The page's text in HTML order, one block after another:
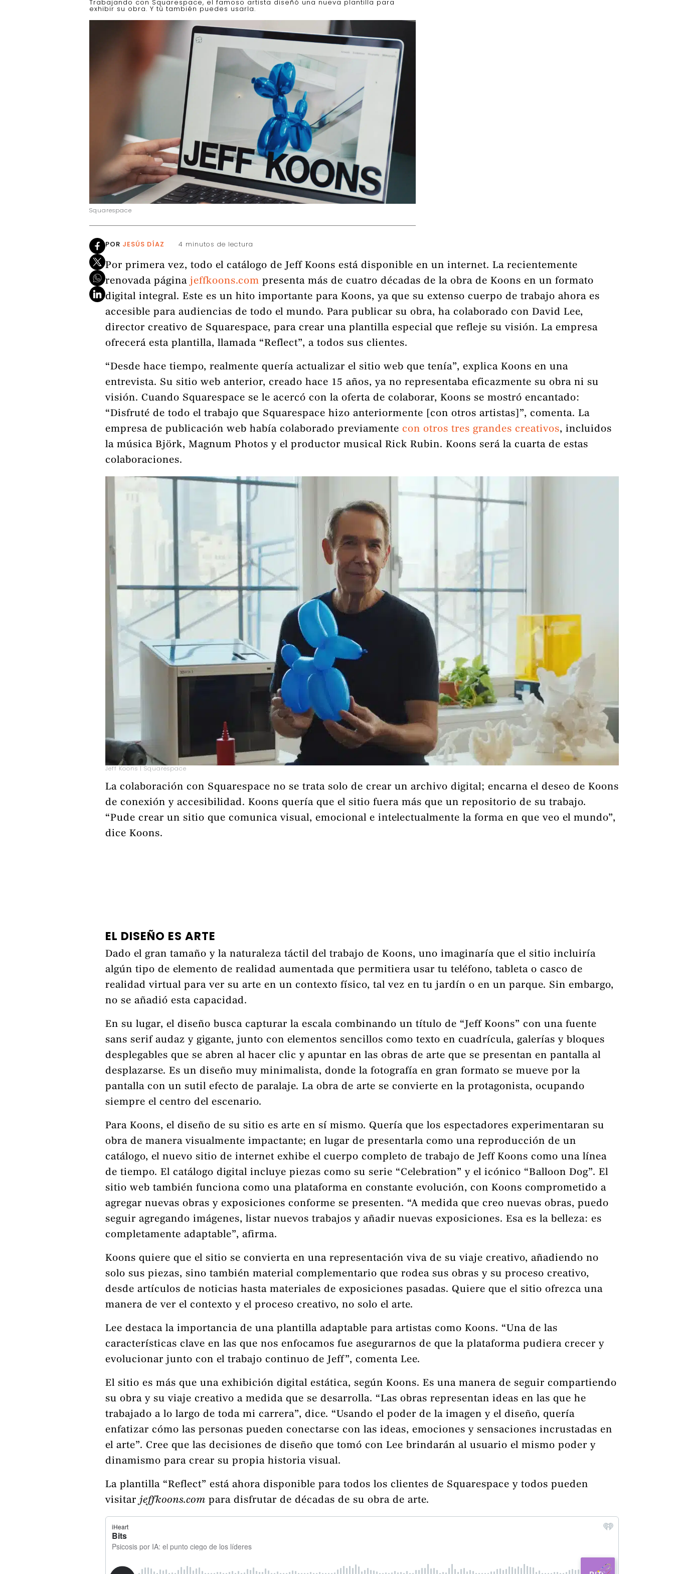
Trabajando con Squarespace, el famoso artista diseñó una nueva plantilla para
exhibir su obra. Y tú también puedes usarla.
Squarespace
POR JESÚS DÍAZ 4 minutos de lectura
Por primera vez, todo el catálogo de Jeff Koons está disponible en un internet. La recientemente
renovada página jeffkoons.com presenta más de cuatro décadas de la obra de Koons en un formato
digital integral. Este es un hito importante para Koons, ya que su extenso cuerpo de trabajo ahora es
accesible para audiencias de todo el mundo. Para publicar su obra, ha colaborado con David Lee,
director creativo de Squarespace, para crear una plantilla especial que refleje su visión. La empresa
ofrecerá esta plantilla, llamada “Reflect”, a todos sus clientes.
“Desde hace tiempo, realmente quería actualizar el sitio web que tenía”, explica Koons en una
entrevista. Su sitio web anterior, creado hace 15 años, ya no representaba eficazmente su obra ni su
visión. Cuando Squarespace se le acercó con la oferta de colaborar, Koons se mostró encantado:
“Disfruté de todo el trabajo que Squarespace hizo anteriormente [con otros artistas]”, comenta. La
empresa de publicación web había colaborado previamente con otros tres grandes creativos, incluidos
la música Björk, Magnum Photos y el productor musical Rick Rubin. Koons será la cuarta de estas
colaboraciones.
Jeff Koons | Squarespace
La colaboración con Squarespace no se trata solo de crear un archivo digital; encarna el deseo de Koons
de conexión y accesibilidad. Koons quería que el sitio fuera más que un repositorio de su trabajo.
“Pude crear un sitio que comunica visual, emocional e intelectualmente la forma en que veo el mundo”,
dice Koons.
EL DISEÑO ES ARTE
Dado el gran tamaño y la naturaleza táctil del trabajo de Koons, uno imaginaría que el sitio incluiría
algún tipo de elemento de realidad aumentada que permitiera usar tu teléfono, tableta o casco de
realidad virtual para ver su arte en un contexto físico, tal vez en tu jardín o en un parque. Sin embargo,
no se añadió esta capacidad.
En su lugar, el diseño busca capturar la escala combinando un título de “Jeff Koons” con una fuente
sans serif audaz y gigante, junto con elementos sencillos como texto en cuadrícula, galerías y bloques
desplegables que se abren al hacer clic y apuntar en las obras de arte que se presentan en pantalla al
desplazarse. Es un diseño muy minimalista, donde la fotografía en gran formato se mueve por la
pantalla con un sutil efecto de paralaje. La obra de arte se convierte en la protagonista, ocupando
siempre el centro del escenario.
Para Koons, el diseño de su sitio es arte en sí mismo. Quería que los espectadores experimentaran su
obra de manera visualmente impactante; en lugar de presentarla como una reproducción de un
catálogo, el nuevo sitio de internet exhibe el cuerpo completo de trabajo de Jeff Koons como una línea
de tiempo. El catálogo digital incluye piezas como su serie “Celebration” y el icónico “Balloon Dog”. El
sitio web también funciona como una plataforma en constante evolución, con Koons comprometido a
agregar nuevas obras y exposiciones conforme se presenten. “A medida que creo nuevas obras, puedo
seguir agregando imágenes, listar nuevos trabajos y añadir nuevas exposiciones. Esa es la belleza: es
completamente adaptable”, afirma.
Koons quiere que el sitio se convierta en una representación viva de su viaje creativo, añadiendo no
solo sus piezas, sino también material complementario que rodea sus obras y su proceso creativo,
desde artículos de noticias hasta materiales de exposiciones pasadas. Quiere que el sitio ofrezca una
manera de ver el contexto y el proceso creativo, no solo el arte.
Lee destaca la importancia de una plantilla adaptable para artistas como Koons. “Una de las
características clave en las que nos enfocamos fue asegurarnos de que la plataforma pudiera crecer y
evolucionar junto con el trabajo continuo de Jeff”, comenta Lee.
El sitio es más que una exhibición digital estática, según Koons. Es una manera de seguir compartiendo
su obra y su viaje creativo a medida que se desarrolla. “Las obras representan ideas en las que he
trabajado a lo largo de toda mi carrera”, dice. “Usando el poder de la imagen y el diseño, quería
enfatizar cómo las personas pueden conectarse con las ideas, emociones y sensaciones incrustadas en
el arte”. Cree que las decisiones de diseño que tomó con Lee brindarán al usuario el mismo poder y
dinamismo para crear su propia historia visual.
La plantilla “Reflect” está ahora disponible para todos los clientes de Squarespace y todos pueden
visitar jeffkoons.com para disfrutar de décadas de su obra de arte.